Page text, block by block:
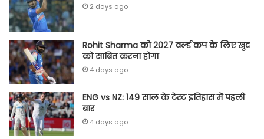
2 days ago
Rohit Sharma को 2027 वर्ल्‍ड कप के लिए खुद
को साबित करना होगा
4 days ago
ENG vs NZ: 149 साल के टेस्‍ट इतिहास में पहली
बार
4 days ago